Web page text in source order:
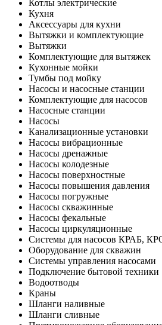
Котлы электрические
Кухня
Аксессуары для кухни
Вытяжки и комплектующие
Вытяжки
Комплектующие для вытяжек
Кухонные мойки
Тумбы под мойку
Насосы и насосные станции
Комплектующие для насосов
Насосные станции
Насосы
Канализационные установки
Насосы вибрационные
Насосы дренажные
Насосы колодезные
Насосы поверхностные
Насосы повышения давления
Насосы погружные
Насосы скважинные
Насосы фекальные
Насосы циркуляционные
Системы для насосов КРАБ,
Оборудование для скважин
Системы управления насосами
Подключение бытовой техники
Водоотводы
Краны
Шланги наливные
Шланги сливные